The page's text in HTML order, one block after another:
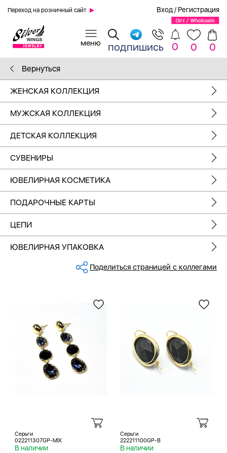
Переход на розничный сайт Вход / Регистрация
подпишись 0 0 0
Вернуться
ЖЕНСКАЯ КОЛЛЕКЦИЯ
МУЖСКАЯ КОЛЛЕКЦИЯ
ДЕТСКАЯ КОЛЛЕКЦИЯ
СУВЕНИРЫ
ЮВЕЛИРНАЯ КОСМЕТИКА
ПОДАРОЧНЫЕ КАРТЫ
ЦЕПИ
ЮВЕЛИРНАЯ УПАКОВКА
Поделиться страницей с коллегами
Серьги
022211307GP-MIX
В наличии
Серьги
222211100GP-B
В наличии